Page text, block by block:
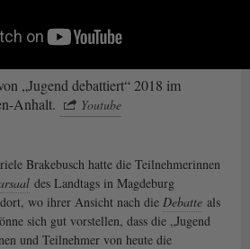
„Jugend debattiert“ 2018 im
Anhalt. Youtube
Brakebusch hatte die Teilnehmerinnen
des Landtags in Magdeburg
wo ihrer Ansicht nach die Debatte als
sich gut vorstellen, dass die „Jugend
und Teilnehmer von heute die